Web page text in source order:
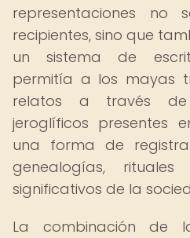
representaciones no
recipientes, sino que
un sistema de
permitía a los mayas
relatos a través
jeroglíficos presentes
una forma de
genealogías,
significativos de la
La combinación de